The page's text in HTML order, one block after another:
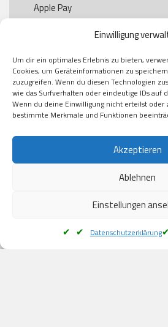
Einwilligung
Um dir ein optimales Erlebnis zu bieten,
Cookies, um Geräteinformationen zu
zuzugreifen. Wenn du diesen Technologien
wie das Surfverhalten oder eindeutige IDs auf
Wenn du deine Einwilligung nicht erteilst oder
bestimmte Merkmale und Funktionen
Akzeptieren
Ablehnen
Einstellungen
Datenschutzerklärung
Apple Pay
Paypal
Kauf auf Rechung
Klarna
American Express